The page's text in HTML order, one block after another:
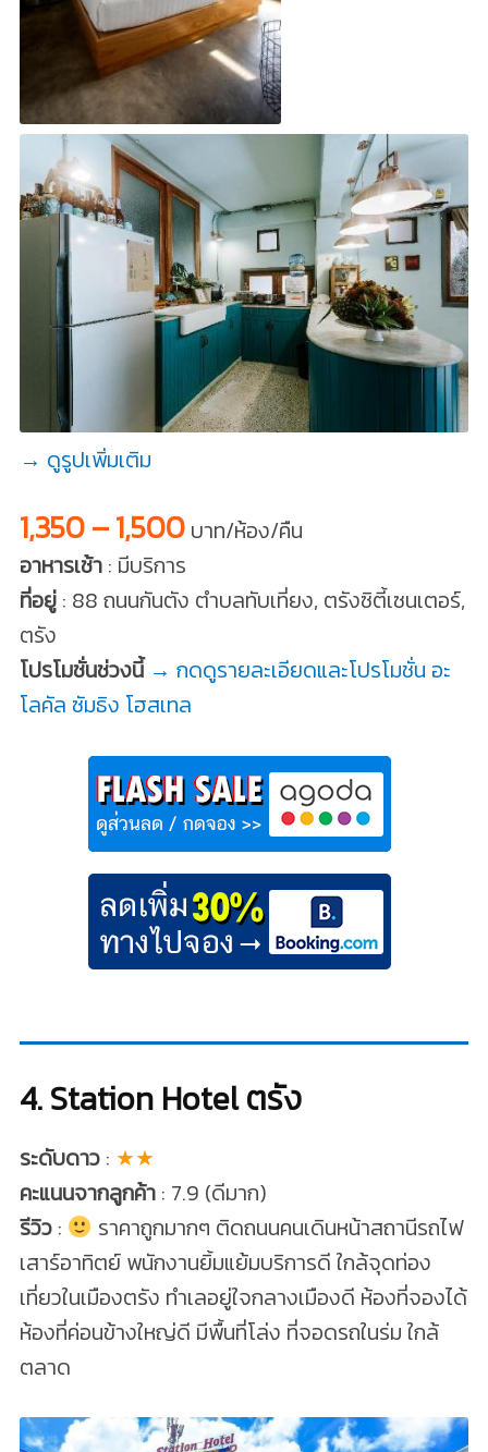
→ ดูรูปเพิ่มเติม
1,350 – 1,500บาท/ห้อง/คืน
อาหารเช้า: มีบริการ
ที่อยู่: 88 ถนนกันตัง ตําบลทับเที่ยง, ตรังซิตี้เซนเตอร์,
ตรัง
โปรโมชั่นช่วงนี้ → กดดูรายละเอียดและโปรโมชั่น อะ
โลคัล ซัมธิง โฮสเทล
4. Station Hotel ตรัง
ระดับดาว: ★★
คะแนนจากลูกค้า: 7.9 (ดีมาก)
รีวิว:
ราคาถูกมากๆ ติดถนนคนเดินหน้าสถานีรถไฟ
เสาร์อาทิตย์ พนักงานยิ้มแย้มบริการดี ใกล้จุดท่อง
เที่ยวในเมืองตรัง ทำเลอยู่ใจกลางเมืองดี ห้องที่จองได้
ห้องที่ค่อนข้างใหญ่ดี มีพื้นที่โล่ง ที่จอดรถในร่ม ใกล้
ตลาด